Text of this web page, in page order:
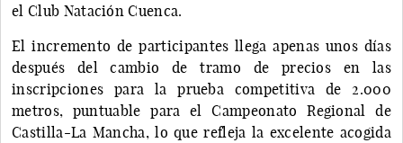
el Club Natación Cuenca.
El incremento de participantes llega apenas unos días
después del cambio de tramo de precios en las
inscripciones para la prueba competitiva de 2.000
metros, puntuable para el Campeonato Regional de
Castilla-La Mancha, lo que refleja la excelente acogida